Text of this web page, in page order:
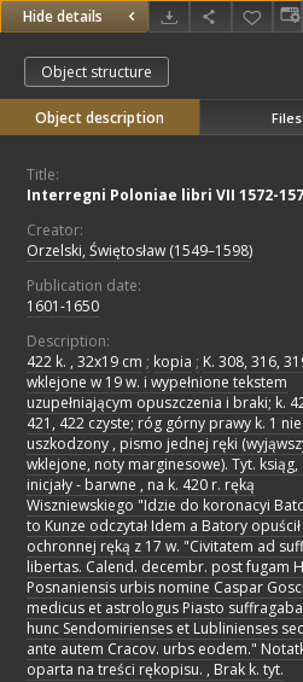
Hide details
Object structure
Object description
Title:
Interregni Poloniae libri VII 1572-
Creator:
Orzelski, Świętosław (1549–1598)
Publication date:
1601-1650
Description:
422 k. , 32x19 cm ; kopia ; K. 308, 316,
wklejone w 19 w. i wypełnione tekstem
uzupełniającym opuszczenia i braki; k.
421, 422 czyste; róg górny prawy k. 1
uszkodzony , pismo jednej ręki
wklejone, noty marginesowe). Tyt. ksiąg,
inicjały - barwne , na k. 420 r. ręką
Wiszniewskiego "Idzie do koronacyi
to Kunze odczytał Idem a Batory opuścił
ochronnej ręką z 17 w. "Civitatem ad
libertas. Calend. decembr. post fugam
Posnaniensis urbis nomine Caspar
medicus et astrologus Piasto
hunc Sendomirienses et Lublinienses
ante autem Cracov. urbs eodem."
oparta na treści rękopisu. , Brak k. tyt.